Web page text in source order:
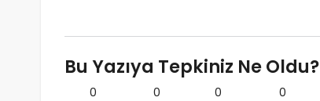
Bu Yazıya Tepkiniz Ne Oldu?
0 0 0 0